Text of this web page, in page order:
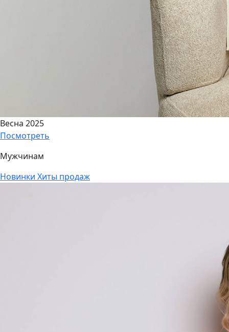
Весна 2025
Посмотреть
Мужчинам
Новинки Хиты продаж